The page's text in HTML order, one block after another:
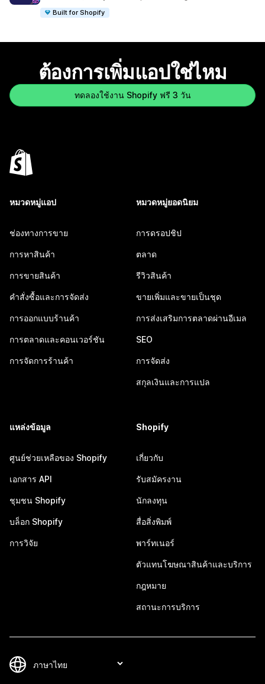
Built for Shopify
ต้องการเพิ่มแอปใช่ไหม
ทดลองใช้งาน Shopify ฟรี 3 วัน
หมวดหมู่แอป
ช่องทางการขาย
การหาสินค้า
การขายสินค้า
คำสั่งซื้อและการจัดส่ง
การออกแบบร้านค้า
การตลาดและคอนเวอร์ชัน
การจัดการร้านค้า
หมวดหมู่ยอดนิยม
การดรอปชิป
ตลาด
รีวิวสินค้า
ขายเพิ่มและขายเป็นชุด
การส่งเสริมการตลาดผ่านอีเมล
SEO
การจัดส่ง
สกุลเงินและการแปล
แหล่งข้อมูล
ศูนย์ช่วยเหลือของ Shopify
เอกสาร API
ชุมชน Shopify
บล็อก Shopify
การวิจัย
Shopify
เกี่ยวกับ
รับสมัครงาน
นักลงทุน
สื่อสิ่งพิมพ์
พาร์ทเนอร์
ตัวแทนโฆษณาสินค้าและบริการ
กฎหมาย
สถานะการบริการ